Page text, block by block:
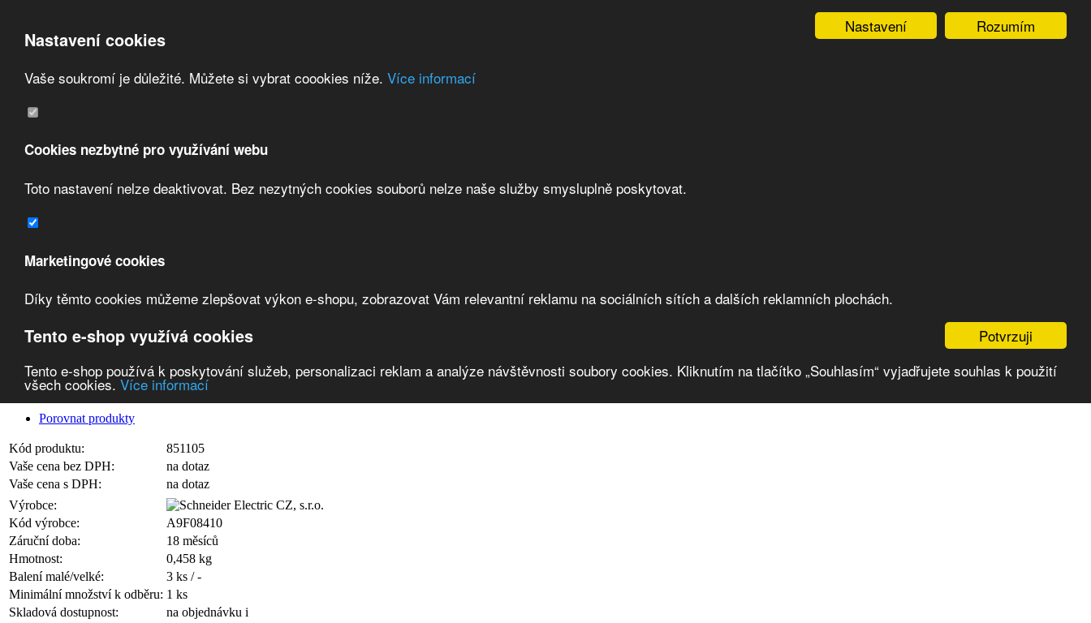
Rozumím
Nastavení
Nastavení cookies
Vaše soukromí je důležité. Můžete si vybrat coookies níže. Více informací
Cookies nezbytné pro využívání webu
Toto nastavení nelze deaktivovat. Bez nezytných cookies souborů nelze naše služby smysluplně poskytovat.
Marketingové cookies
Díky těmto cookies můžeme zlepšovat výkon e-shopu, zobrazovat Vám relevantní reklamu na sociálních sítích a dalších reklamních plochách.
Potvrzuji
Tento e-shop využívá cookies
Tento e-shop používá k poskytování služeb, personalizaci reklam a analýze návštěvnosti soubory cookies. Kliknutím na tlačítko „Souhlasím“ vyjadřujete souhlas k použití
všech cookies. Více informací
Přeskočit na hlavní obsah/Přeskočit na doplňující obsah
Kontakt
Přihlásit uživatele
Porovnat produkty 0
Jištění a ochrana
Jistič 4P 10A D iC60H (A9F08410) 10kA Acti9
Porovnat produkty
Kód produktu:
851105
Vaše cena bez DPH:
na dotaz
Vaše cena s DPH:
na dotaz
Výrobce:
Kód výrobce:
A9F08410
Záruční doba:
18 měsíců
Hmotnost:
0,458 kg
Balení malé/velké:
3 ks / -
Minimální množství k odběru: 1 ks
Skladová dostupnost:
na objednávku i